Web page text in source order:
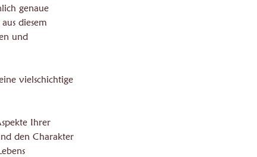
genaue
diesem
und
vielschichtige
Ihrer
den Charakter